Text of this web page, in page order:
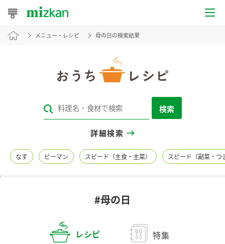
おうちレシピ
レシピカテゴリ一覧
レシピ名特集
商品カテゴリ
メニュー・レシピ 母の日の検索結果
検索
詳細検索
なす ピーマン スピード（主食・主菜） スピード（副菜・つ
#母の日
レシピ 特集